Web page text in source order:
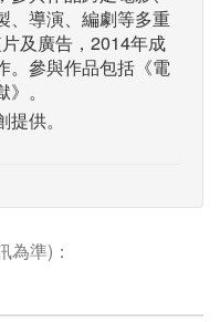
、導演、編劇等多重
及廣告，2014年成
。參與作品包括《電
。
供。
為準)：